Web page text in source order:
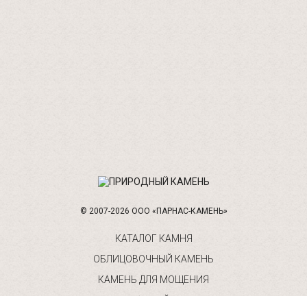
© 2007-2026 ООО «ПАРНАС-КАМЕНЬ»
КАТАЛОГ КАМНЯ
ОБЛИЦОВОЧНЫЙ КАМЕНЬ
КАМЕНЬ ДЛЯ МОЩЕНИЯ